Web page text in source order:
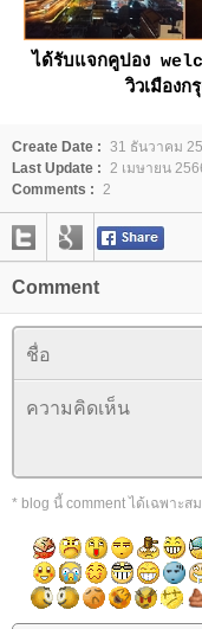
ได้รับแจกคูปอง
วิวเมือง
Create Date : 31 ธันวาคม
Last Update : 2 เมษายน
Comments : 2
Comment
* blog นี้ comment ได้เฉพาะส